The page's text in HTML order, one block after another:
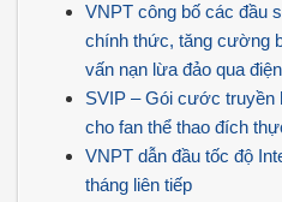
VNPT công bố các đầu
chính thức, tăng cường
vấn nạn lừa đảo qua
SVIP – Gói cước truyền
cho fan thể thao đích
VNPT dẫn đầu tốc độ
tháng liên tiếp